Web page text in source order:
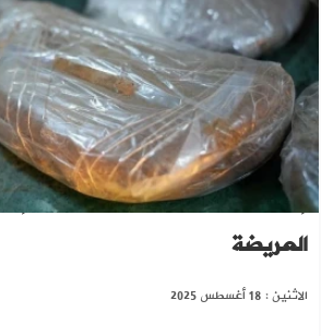
إحباط تهريب مخدرات من لبنان
العريضة
الاثنين : 18 أغسطس 2025